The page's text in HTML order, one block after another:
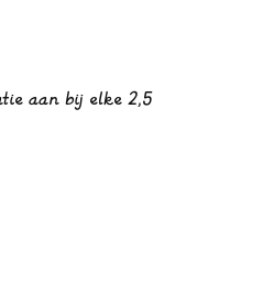
aan bij elke 2,5